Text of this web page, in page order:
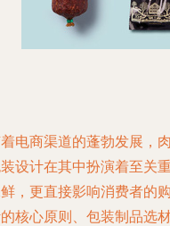
电商渠道的蓬勃发展，
设计在其中扮演着至关
，更直接影响消费者的
核心原则、包装制品选